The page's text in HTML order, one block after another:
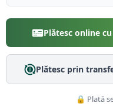
Plătesc online
Plătesc prin
🔒 Plată